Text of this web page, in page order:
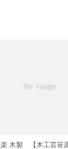
木製 【木工芸笹